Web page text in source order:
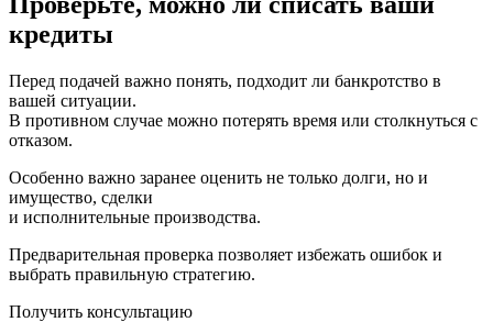
кредиты
Перед подачей важно понять, подходит ли банкротство в
вашей ситуации.
В противном случае можно потерять время или столкнуться с
отказом.
Особенно важно заранее оценить не только долги, но и
имущество, сделки
и исполнительные производства.
Предварительная проверка позволяет избежать ошибок и
выбрать правильную стратегию.
Получить консультацию